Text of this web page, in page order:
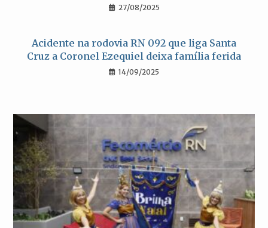
27/08/2025
Acidente na rodovia RN 092 que liga Santa
Cruz a Coronel Ezequiel deixa família ferida
14/09/2025